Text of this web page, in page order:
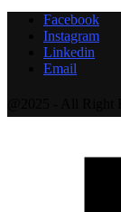
Facebook
Instagram
Linkedin
Email